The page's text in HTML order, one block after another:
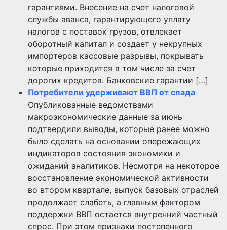
гарантиями. Внесение на счет налоговой
службы аванса, гарантирующего уплату
налогов с поставок грузов, отвлекает
оборотный капитал и создает у некрупных
импортеров кассовые разрывы, покрывать
которые приходится в том числе за счет
дорогих кредитов. Банковские гарантии […]
Потребители удерживают ВВП от спада
Опубликованные ведомствами
макроэкономические данные за июнь
подтвердили выводы, которые ранее можно
было сделать на основании опережающих
индикаторов состояния экономики и
ожиданий аналитиков. Несмотря на некоторое
восстановление экономической активности
во втором квартале, выпуск базовых отраслей
продолжает слабеть, а главным фактором
поддержки ВВП остается внутренний частный
спрос. При этом признаки постепенного